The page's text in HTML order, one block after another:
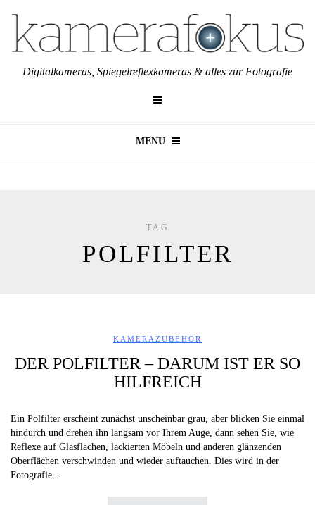
Digitalkameras, Spiegelreflexkameras & alles zur Fotografie
MENU
TAG
POLFILTER
KAMERAZUBEHÖR
DER POLFILTER – DARUM IST ER SO
HILFREICH
Ein Polfilter erscheint zunächst unscheinbar grau, aber blicken Sie einmal
hindurch und drehen ihn langsam vor Ihrem Auge, dann sehen Sie, wie
Reflexe auf Glasflächen, lackierten Möbeln und anderen glänzenden
Oberflächen verschwinden und wieder auftauchen. Dies wird in der
Fotografie…